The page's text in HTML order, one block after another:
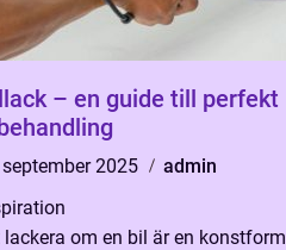
– en guide till perfekt
2025
admin
lackera om en bil är en konstform